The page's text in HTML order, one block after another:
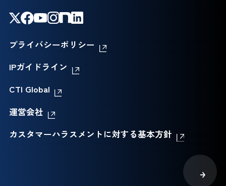
プライバシーポリシー
IPガイドライン
CTI Global
運営会社
カスタマーハラスメントに対する基本方針